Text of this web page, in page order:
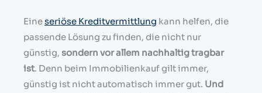
Eineseriöse Kreditvermittlung kann helfen, die
passende Lösung zu finden, die nicht nur
günstig, sondern vor allem nachhaltig tragbar
ist. Denn beim Immobilienkauf gilt immer,
günstig ist nicht automatisch immer gut. Und